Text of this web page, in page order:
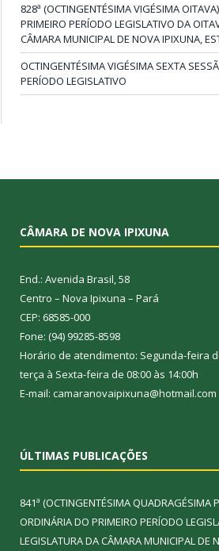
828ª (OCTINGENTÉSIMA VIGÉSIMA
PRIMEIRO PERÍODO LEGISLATIVO DA
CÂMARA MUNICIPAL DE NOVA IPIXUNA,
OCTINGENTÉSIMA VIGÉSIMA SEXTA
PERÍODO LEGISLATIVO
CÂMARA DE NOVA IPIXUNA
End.: Avenida Brasil, 58
Centro – Nova Ipixuna – Pará
CEP: 68585-000
Fone: (94) 99285-8598
Horário de atendimento: Segunda-feira
terça à Sexta-feira de 08:00 às 14:00h
E-mail: camaranovaipixuna@hotmail.com
ÚLTIMAS PUBLICAÇÕES
841ª (OCTINGENTÉSIMA QUADRAGÉSIMA
ORDINÁRIA DO PRIMEIRO PERÍODO
LEGISLATURA DA CÂMARA MUNICIPAL DE